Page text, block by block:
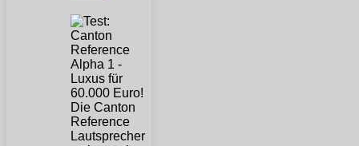
Die Canton
Reference
Lautsprecher